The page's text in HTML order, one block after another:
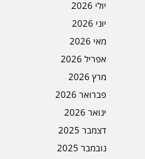
יולי 2026
יוני 2026
מאי 2026
אפריל 2026
מרץ 2026
פברואר 2026
ינואר 2026
דצמבר 2025
נובמבר 2025